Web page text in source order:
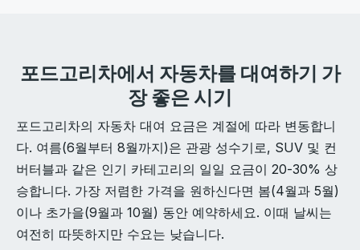
포드고리차에서 자동차를 대여하기 가
장 좋은 시기
포드고리차의 자동차 대여 요금은 계절에 따라 변동합니
다. 여름(6월부터 8월까지)은 관광 성수기로, SUV 및 컨
버터블과 같은 인기 카테고리의 일일 요금이 20-30% 상
승합니다. 가장 저렴한 가격을 원하신다면 봄(4월과 5월)
이나 초가을(9월과 10월) 동안 예약하세요. 이때 날씨는
여전히 따뜻하지만 수요는 낮습니다.